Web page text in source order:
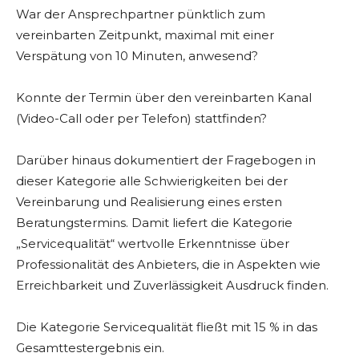
War der Ansprechpartner pünktlich zum
vereinbarten Zeitpunkt, maximal mit einer
Verspätung von 10 Minuten, anwesend?
Konnte der Termin über den vereinbarten Kanal
(Video-Call oder per Telefon) stattfinden?
Darüber hinaus dokumentiert der Fragebogen in
dieser Kategorie alle Schwierigkeiten bei der
Vereinbarung und Realisierung eines ersten
Beratungstermins. Damit liefert die Kategorie
„Servicequalität“ wertvolle Erkenntnisse über
Professionalität des Anbieters, die in Aspekten wie
Erreichbarkeit und Zuverlässigkeit Ausdruck finden.
Die Kategorie Servicequalität fließt mit 15 % in das
Gesamttestergebnis ein.